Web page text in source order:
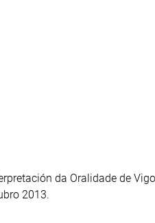
da Oralidade de
2013.